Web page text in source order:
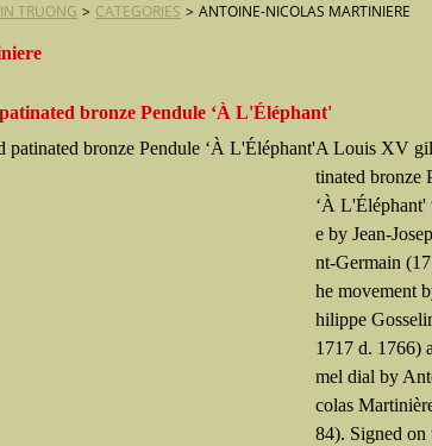
TRUONG > CATEGORIES > ANTOINE-NICOLAS MARTINIERE
bronze Pendule ‘À L'Éléphant'
A Louis XV
tinated bronze
‘À L'Éléphant'
e by Jean-
nt-Germain
he movement
hilippe
1717 d. 1766)
mel dial by
colas
84). Signed on